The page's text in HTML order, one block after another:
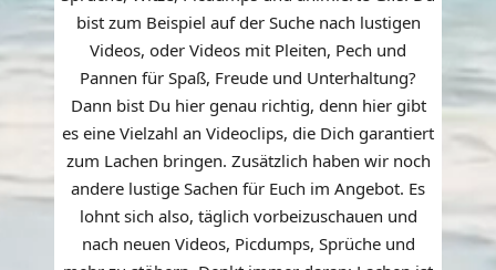
bist zum Beispiel auf der Suche nach lustigen
Videos, oder Videos mit Pleiten, Pech und
Pannen für Spaß, Freude und Unterhaltung?
Dann bist Du hier genau richtig, denn hier gibt
es eine Vielzahl an Videoclips, die Dich garantiert
zum Lachen bringen. Zusätzlich haben wir noch
andere lustige Sachen für Euch im Angebot. Es
lohnt sich also, täglich vorbeizuschauen und
nach neuen Videos, Picdumps, Sprüche und